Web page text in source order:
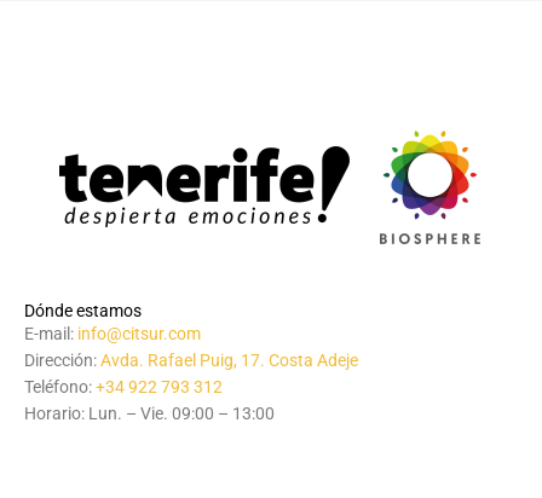
Dónde estamos
E-mail: info@citsur.com
Dirección:Avda. Rafael Puig, 17. Costa Adeje
Teléfono:+34 922 793 312
Horario: Lun. – Vie. 09:00 – 13:00